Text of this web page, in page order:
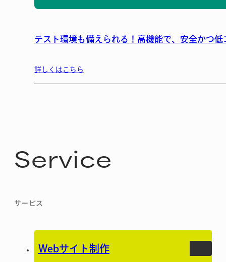
テスト環境も備えられる！高機能で、安全かつ
詳しくはこちら
Service
サービス
Webサイト制作